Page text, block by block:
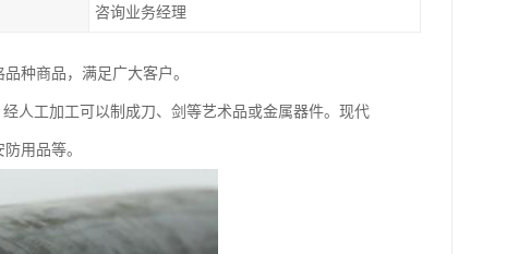
咨询业务经理
种商品，满足广大客户。
人工加工可以制成刀、剑等艺术品或金属器件。现代
用品等。